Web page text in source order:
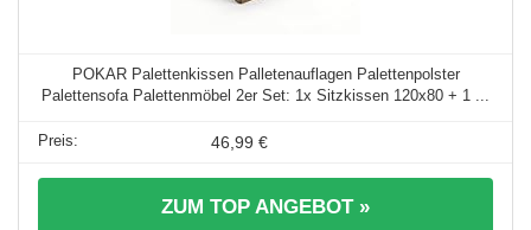
POKAR Palettenkissen Palletenauflagen Palettenpolster
Palettensofa Palettenmöbel 2er Set: 1x Sitzkissen 120x80 + 1 ...
46,99 €
ZUM TOP ANGEBOT »